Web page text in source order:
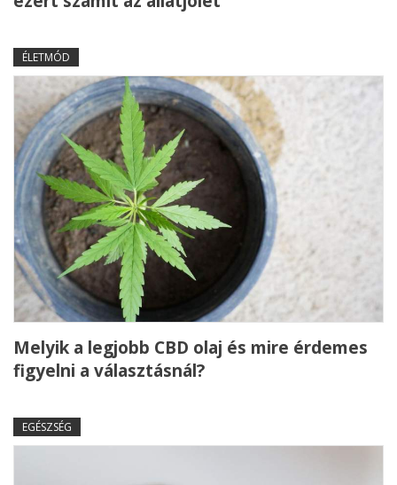
ÉLETMÓD
Melyik a legjobb CBD olaj és mire érdemes
figyelni a választásnál?
EGÉSZSÉG